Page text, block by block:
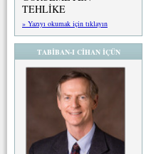
TEHLİKE
» Yazıyı okumak için tıklayın
TABİBAN-I CİHAN İÇÜN